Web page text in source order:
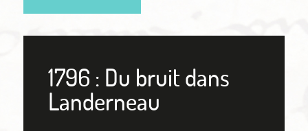
1796 : Du bruit dans
Landerneau